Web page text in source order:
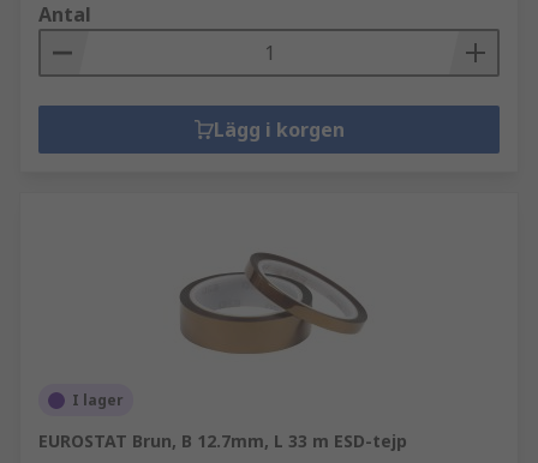
Antal
Lägg i korgen
I lager
EUROSTAT Brun, B 12.7mm, L 33 m ESD-tejp